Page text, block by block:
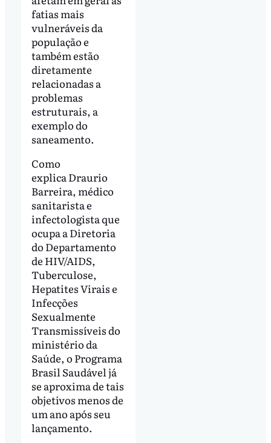
fatias mais
vulneráveis da
população e
também estão
diretamente
relacionadas a
problemas
estruturais, a
exemplo do
saneamento.
Como
explica Draurio
Barreira, médico
sanitarista e
infectologista que
ocupa a Diretoria
do Departamento
de HIV/AIDS,
Tuberculose,
Hepatites Virais e
Infecções
Sexualmente
Transmissíveis do
ministério da
Saúde, o Programa
Brasil Saudável já
se aproxima de tais
objetivos menos de
um ano após seu
lançamento.